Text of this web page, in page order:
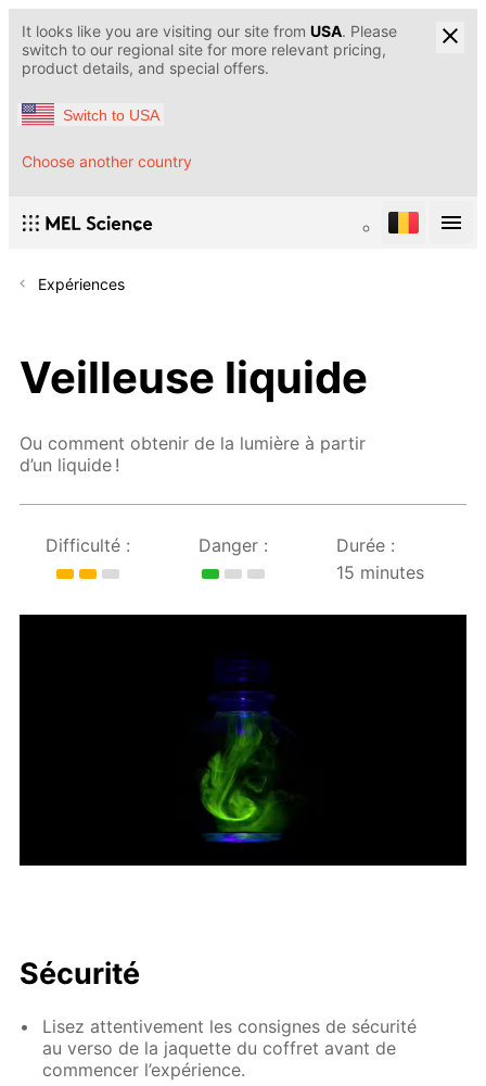
It looks like you are visiting our site from USA. Please
switch to our regional site for more relevant pricing,
product details, and special offers.
Switch to USA
Choose another country
Expériences
Veilleuse liquide
Ou comment obtenir de la lumière à partir
d’un liquide !
Difficulté : Danger :
Durée :
15 minutes
Sécurité
Lisez attentivement les consignes de sécurité
au verso de la jaquette du coffret avant de
commencer l’expérience.